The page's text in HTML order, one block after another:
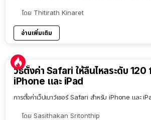
โดย Thitirath Kinaret
อ่านเพิ่มเติม
วิธีตั้งค่า Safari ให้ลื่นไหลระดับ 120
iPhone และ iPad
การตั้งค่าเว็ปเบาว์เซอร์ Safari สำหรับ iPhone และ
โดย Sasithakan Sritonthip